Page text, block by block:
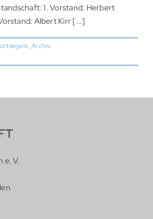
1. Vorstand: Herbert
Albert Kirr [...]
e. V.